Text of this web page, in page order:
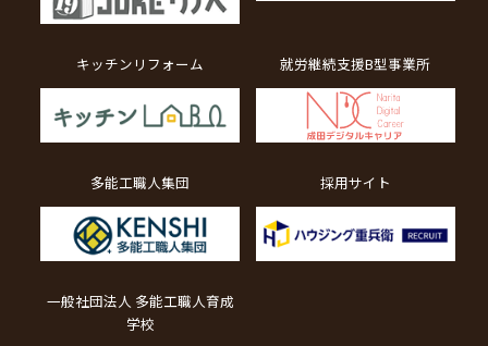
キッチンリフォーム 就労継続支援B型事業所
多能工職人集団 採用サイト
一般社団法人 多能工職人育成
学校